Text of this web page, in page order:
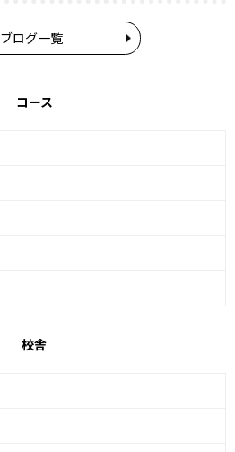
ブログ一覧
コース
校舎